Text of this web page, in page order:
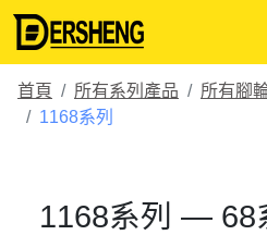
首頁 所有系列產品 所有腳
1168系列
1168系列 — 68